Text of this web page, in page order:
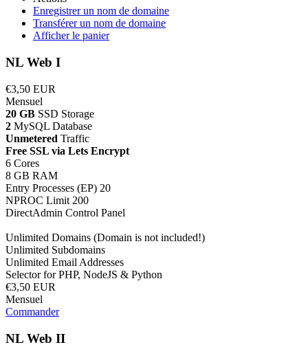
Enregistrer un nom de domaine
Transférer un nom de domaine
Afficher le panier
NL Web I
€3,50 EUR
Mensuel
20 GB SSD Storage
2 MySQL Database
Unmetered Traffic
Free SSL via Lets Encrypt
6 Cores
8 GB RAM
Entry Processes (EP) 20
NPROC Limit 200
DirectAdmin Control Panel
Unlimited Domains (Domain is not included!)
Unlimited Subdomains
Unlimited Email Addresses
Selector for PHP, NodeJS & Python
€3,50 EUR
Mensuel
Commander
NL Web II